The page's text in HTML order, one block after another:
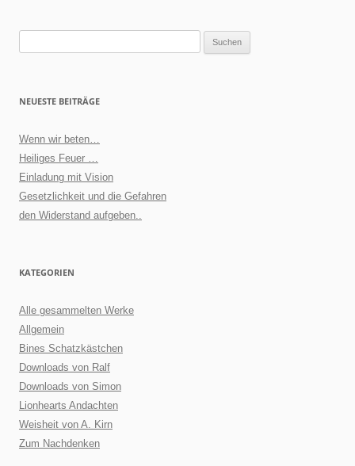
NEUESTE BEITRÄGE
Wenn wir beten…
Heiliges Feuer …
Einladung mit Vision
Gesetzlichkeit und die Gefahren
den Widerstand aufgeben..
KATEGORIEN
Alle gesammelten Werke
Allgemein
Bines Schatzkästchen
Downloads von Ralf
Downloads von Simon
Lionhearts Andachten
Weisheit von A. Kirn
Zum Nachdenken